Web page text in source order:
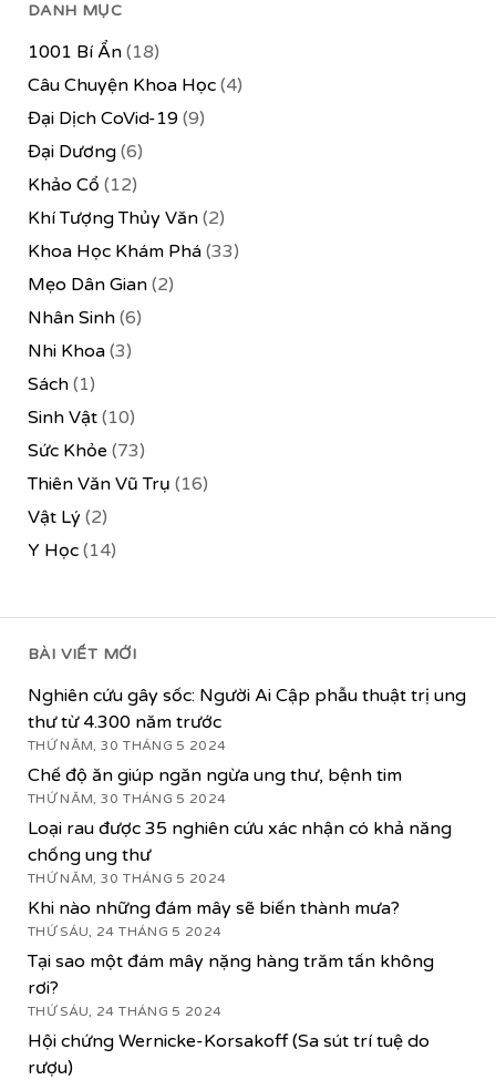
DANH MỤC
1001 Bí Ẩn(18)
Câu Chuyện Khoa Học(4)
Đại Dịch CoVid-19(9)
Đại Dương(6)
Khảo Cổ (12)
Khí Tượng Thủy Văn(2)
Khoa Học Khám Phá(33)
Mẹo Dân Gian(2)
Nhân Sinh(6)
Nhi Khoa(3)
Sách(1)
Sinh Vật(10)
Sức Khỏe (73)
Thiên Văn Vũ Trụ (16)
Vật Lý (2)
Y Học(14)
BÀI VIẾT MỚI
Nghiên cứu gây sốc: Người Ai Cập phẫu thuật trị ung
thư từ 4.300 năm trước
THỨ NĂM, 30 THÁNG 5 2024
Chế độ ăn giúp ngăn ngừa ung thư, bệnh tim
THỨ NĂM, 30 THÁNG 5 2024
Loại rau được 35 nghiên cứu xác nhận có khả năng
chống ung thư
THỨ NĂM, 30 THÁNG 5 2024
Khi nào những đám mây sẽ biến thành mưa?
THỨ SÁU, 24 THÁNG 5 2024
Tại sao một đám mây nặng hàng trăm tấn không
rơi?
THỨ SÁU, 24 THÁNG 5 2024
Hội chứng Wernicke-Korsakoff (Sa sút trí tuệ do
rượu)